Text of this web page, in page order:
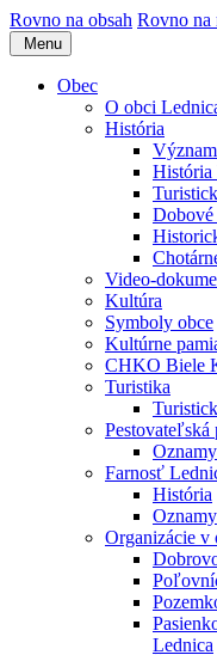
Rovno na obsah Rovno na
Menu
Obec
O obci
História
História
Video-
Kultúra
Symboly obce
Kultúrne
CHKO Biele
Turistika
Pestovateľská
Farnosť
História
Oznamy
Organizácie v
Lednica